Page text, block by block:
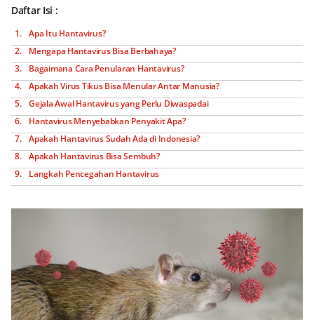
Daftar Isi :
Apa Itu Hantavirus?
Mengapa Hantavirus Bisa Berbahaya?
Bagaimana Cara Penularan Hantavirus?
Apakah Virus Tikus Bisa Menular Antar Manusia?
Gejala Awal Hantavirus yang Perlu Diwaspadai
Hantavirus Menyebabkan Penyakit Apa?
Apakah Hantavirus Sudah Ada di Indonesia?
Apakah Hantavirus Bisa Sembuh?
Langkah Pencegahan Hantavirus